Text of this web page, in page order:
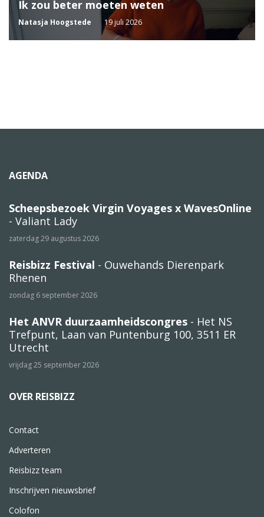
Ik zou beter moeten weten
Natasja Hoogstede 19 juli 2026
AGENDA
Scheepsbezoek Virgin Voyages x WavesOnline
- Valiant Lady
zaterdag 29 augustus 2026
Reisbizz Festival - Ouwehands Dierenpark
Rhenen
zondag 6 september 2026
Het ANVR duurzaamheidscongres - Het NS
Trefpunt, Laan van Puntenburg 100, 3511 ER
Utrecht
vrijdag 25 september 2026
OVER REISBIZZ
Contact
Adverteren
Reisbizz team
Inschrijven nieuwsbrief
Colofon